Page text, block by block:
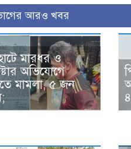
আরও খবর
মারধর ও
অভিযোগে
মামলা, ৫ জন